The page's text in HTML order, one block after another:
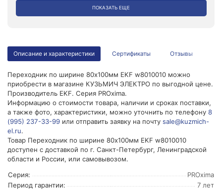
ПОКАЗАТЬ ЕЩЕ
Описание и характеристики Сертификаты Отзывы
Переходник по ширине 80х100мм EKF w8010010 можно
приобрести в магазине КУЗЬМИЧ ЭЛЕКТРО по выгодной цене.
Производитель EKF. Серия PROxima.
Информацию о стоимости товара, наличии и сроках поставки,
а также фото, характеристики, можно уточнить по телефону 8
(995) 237-33-99 или отправить заявку на почту sale@kuzmich-
el.ru.
Товар Переходник по ширине 80х100мм EKF w8010010
доступен с доставкой по г. Санкт-Петербург, Ленинградской
области и России, или самовывозом.
Серия:
PROxima
Период гарантии:
7 лет